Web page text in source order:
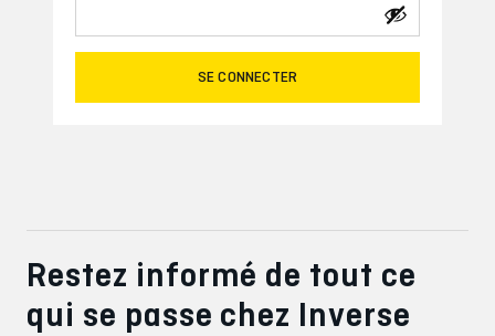
SE CONNECTER
Restez informé de tout ce
qui se passe chez Inverse